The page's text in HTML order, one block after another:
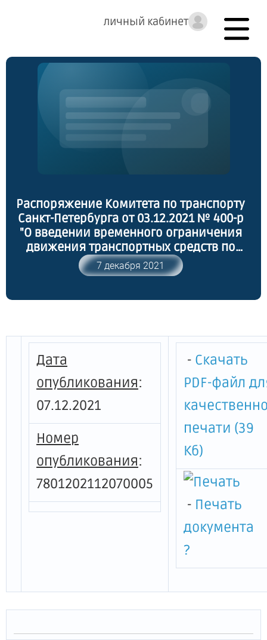
личный кабинет
Распоряжение Комитета по транспорту
Санкт-Петербурга от 03.12.2021 № 400-р
"О введении временного ограничения
движения транспортных средств по
автомобильным дорогам регионального
значения в Санкт-Петербурге"
7 декабря 2021
Дата
опубликования:
07.12.2021
Номер
опубликования:
7801202112070005
- Скачать
PDF-файл
печати (39
Кб)
- Печать
документа
?